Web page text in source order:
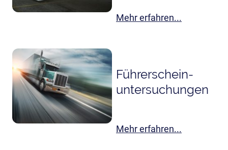
Mehr erfahren...
Führerschein-
untersuchungen
Mehr erfahren...